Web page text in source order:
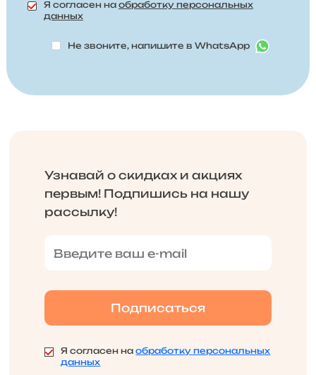
Я согласен на обработку персональных
данных
Не звоните, напишите в WhatsApp
Узнавай о скидках и акциях
первым! Подпишись на нашу
рассылку!
Я согласен наобработку персональных
данных